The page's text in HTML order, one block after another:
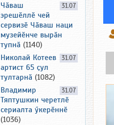
31.07
Чӑваш
эрешӗллӗ чей
сервизӗ Чӑваш наци
музейӗнче вырӑн
тупнӑ (1140)
31.07
Николай Котеев
артист 65 ҫул
тултарнӑ (1082)
31.07
Владимир
Тяптушкин черетлӗ
сериалта ӳкерӗннӗ
(1036)